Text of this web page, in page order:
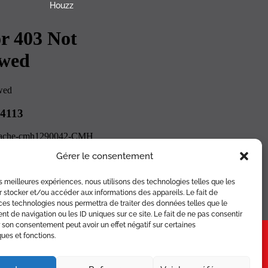
Gérer le consentement
meilleures expériences, nous utilisons des technologies telles que les
stocker et/ou accéder aux informations des appareils. Le fait de
technologies nous permettra de traiter des données telles que le
de navigation ou les ID uniques sur ce site. Le fait de ne pas consentir
consentement peut avoir un effet négatif sur certaines
et fonctions.
Houzz